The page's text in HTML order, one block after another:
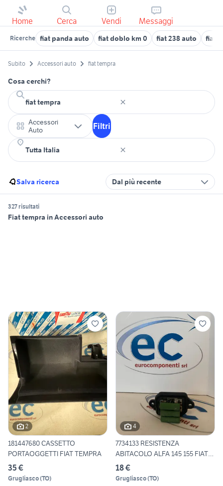
Home Cerca Vendi Messaggi
Ricerche fiat panda auto fiat doblo km 0 fiat 238 auto fiat
Subito Accessori auto fiat tempra
Cosa cerchi?
Accessori
Auto
Filtri
Salva ricerca Dal più recente
327 risultati
Fiat tempra in Accessori auto
2
181447680 CASSETTO
PORTAOGGETTI FIAT TEMPRA
35 €
Grugliasco(TO)
4
7734133 RESISTENZA
ABITACOLO ALFA 145 155 FIAT
COU
18 €
Grugliasco(TO)